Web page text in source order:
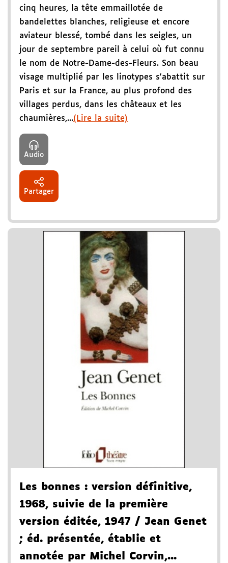
cinq heures, la tête emmaillotée de
bandelettes blanches, religieuse et encore
aviateur blessé, tombé dans les seigles, un
jour de septembre pareil à celui où fut connu
le nom de Notre-Dame-des-Fleurs. Son beau
visage multiplié par les linotypes s'abattit sur
Paris et sur la France, au plus profond des
villages perdus, dans les châteaux et les
chaumières,...(Lire la suite)
Audio
Partager
Les bonnes : version définitive,
1968, suivie de la première
version éditée, 1947 / Jean Genet
; éd. présentée, établie et
annotée par Michel Corvin,...